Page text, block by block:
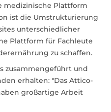
medizinische Plattform
ist die Umstrukturierung
unterschiedlicher
Plattform für Fachleute
zu schaffen.
zusammengeführt und
erhalten: "Das Attico-
großartige Arbeit